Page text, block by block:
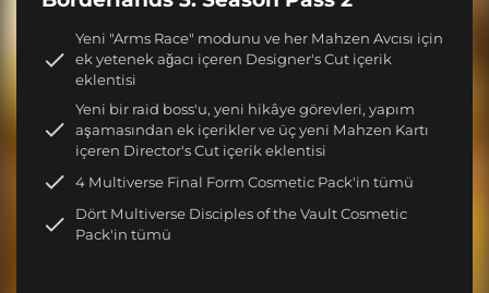
Yeni "Arms Race" modunu ve her Mahzen Avcısı için
ek yetenek ağacı içeren Designer's Cut içerik
eklentisi
Yeni bir raid boss'u, yeni hikâye görevleri, yapım
aşamasından ek içerikler ve üç yeni Mahzen Kartı
içeren Director's Cut içerik eklentisi
4 Multiverse Final Form Cosmetic Pack'in tümü
Dört Multiverse Disciples of the Vault Cosmetic
Pack'in tümü